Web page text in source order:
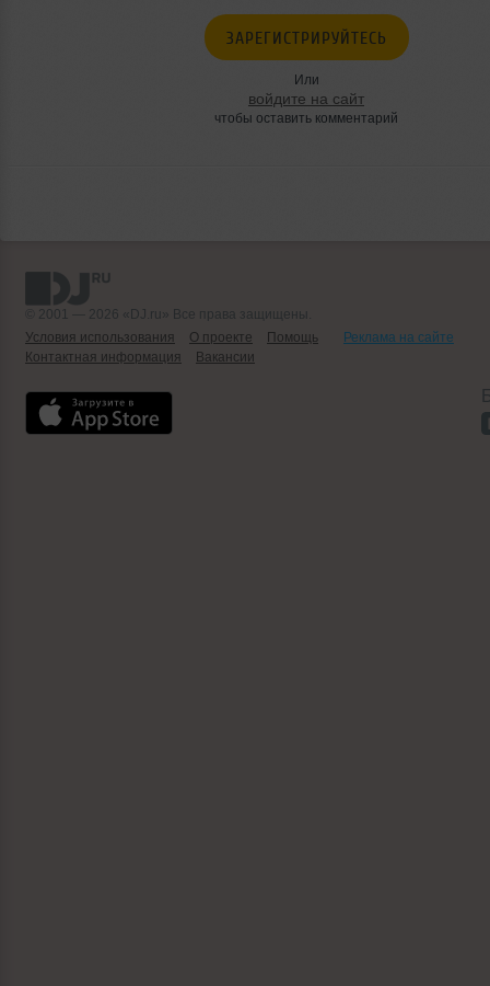
ЗАРЕГИСТРИРУЙТЕСЬ
Или
войдите на сайт
чтобы оставить комментарий
© 2001 — 2026 «DJ.ru» Все права защищены.
Условия использования
О проекте Помощь
Реклама на сайте
Контактная информация
Вакансии